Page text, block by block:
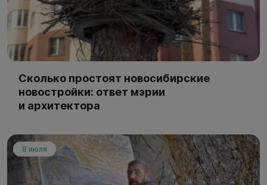
Сколько простоят новосибирские
новостройки: ответ мэрии
и архитектора
8 июля